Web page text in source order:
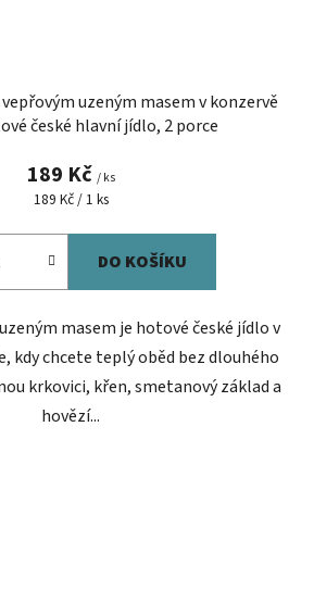
uzeným masem v konzervě
české hlavní jídlo, 2 porce
189 Kč / ks
Měrná
189 Kč / 1 ks
DO KOŠÍKU
masem je hotové české jídlo v
kdy chcete teplý oběd bez dlouhého
krkovici, křen, smetanový základ a
hovězí...